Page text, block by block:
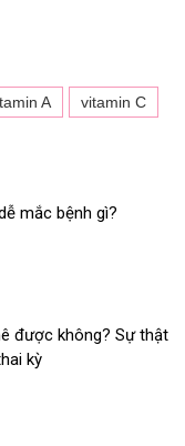
A vitamin C
mắc bệnh gì?
được không? Sự thật
kỳ